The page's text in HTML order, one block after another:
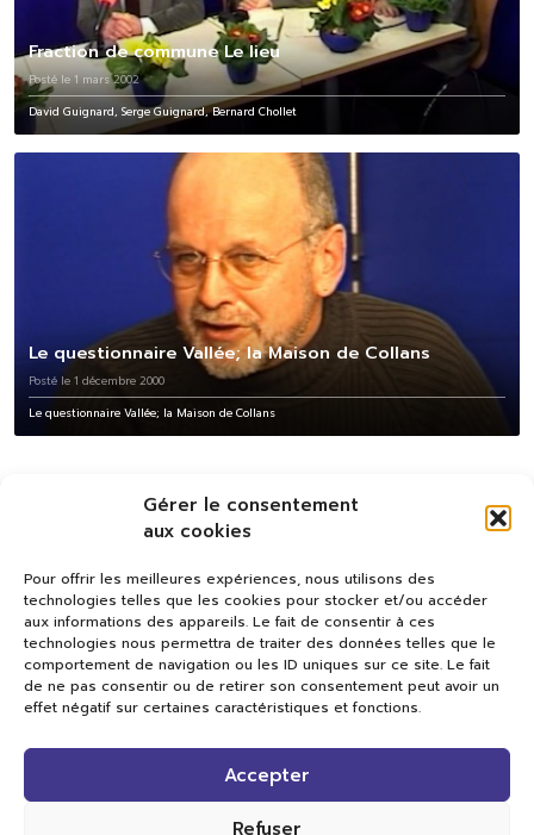
Gérer le consentement
aux cookies
Pour offrir les meilleures expériences, nous utilisons des
technologies telles que les cookies pour stocker et/ou accéder
aux informations des appareils. Le fait de consentir à ces
technologies nous permettra de traiter des données telles que le
comportement de navigation ou les ID uniques sur ce site. Le fait
de ne pas consentir ou de retirer son consentement peut avoir un
effet négatif sur certaines caractéristiques et fonctions.
Accepter
Refuser
Fraction de commune Le lieu
Posté le 1 mars 2002
David Guignard, Serge Guignard, Bernard Chollet
Le questionnaire Vallée; la Maison de Collans
Posté le 1 décembre 2000
Le questionnaire Vallée; la Maison de Collans
Val TV
Centre de Compétences Médias
Rue du Pont-Neuf 24